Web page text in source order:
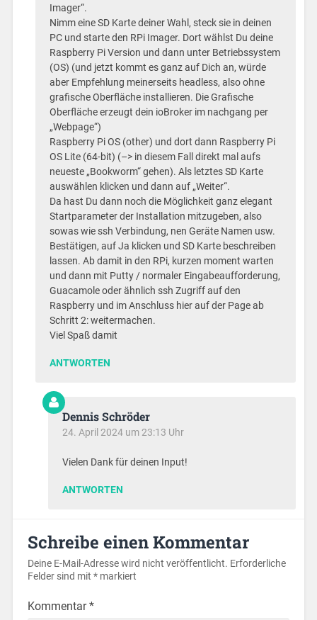
Imager“.
Nimm eine SD Karte deiner Wahl, steck sie in deinen
PC und starte den RPi Imager. Dort wählst Du deine
Raspberry Pi Version und dann unter Betriebssystem
(OS) (und jetzt kommt es ganz auf Dich an, würde
aber Empfehlung meinerseits headless, also ohne
grafische Oberfläche installieren. Die Grafische
Oberfläche erzeugt dein ioBroker im nachgang per
„Webpage“)
Raspberry Pi OS (other) und dort dann Raspberry Pi
OS Lite (64-bit) (–> in diesem Fall direkt mal aufs
neueste „Bookworm“ gehen). Als letztes SD Karte
auswählen klicken und dann auf „Weiter“.
Da hast Du dann noch die Möglichkeit ganz elegant
Startparameter der Installation mitzugeben, also
sowas wie ssh Verbindung, nen Geräte Namen usw.
Bestätigen, auf Ja klicken und SD Karte beschreiben
lassen. Ab damit in den RPi, kurzen moment warten
und dann mit Putty / normaler Eingabeaufforderung,
Guacamole oder ähnlich ssh Zugriff auf den
Raspberry und im Anschluss hier auf der Page ab
Schritt 2: weitermachen.
Viel Spaß damit
ANTWORTEN
Dennis Schröder
24. April 2024 um 23:13 Uhr
Vielen Dank für deinen Input!
ANTWORTEN
Schreibe einen Kommentar
Deine E-Mail-Adresse wird nicht veröffentlicht. Erforderliche
Felder sind mit *markiert
Kommentar*